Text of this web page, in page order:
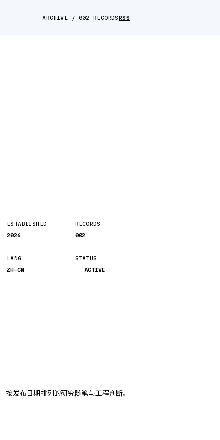
ARCHIVE / 002 RECORDSRSS
ESTABLISHED
2026
RECORDS
002
LANG
ZH-CN
STATUS
ACTIVE
按发布日期排列的研究随笔与工程判断。